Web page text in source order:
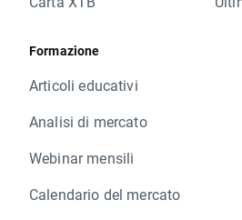
Formazione
Articoli educativi
Analisi di mercato
Webinar mensili
Calendario del mercato